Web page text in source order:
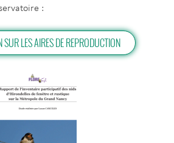
:
SUR LES AIRES DE REPRODUCTION